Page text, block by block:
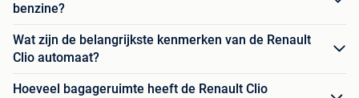
benzine?
Wat zijn de belangrijkste kenmerken van de Renault
Clio automaat?
Hoeveel bagageruimte heeft de Renault Clio